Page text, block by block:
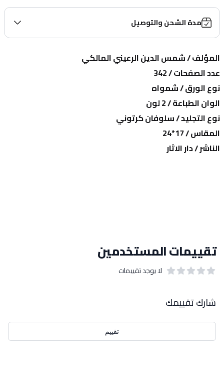
مدة الشحن والتوصيل
المؤلف / شمس الدين الرعيني المالكي
عدد الصفحات / 342
نوع الورق / شمواه
الوان الطباعة / 2 لون
نوع التجليد / سلوفان كرتوني
المقاس / 17*24
الناشر / دار الاثار
تقييمات المستخدمين
لا يوجد تقييمات
شارك تقييمك
تقييم